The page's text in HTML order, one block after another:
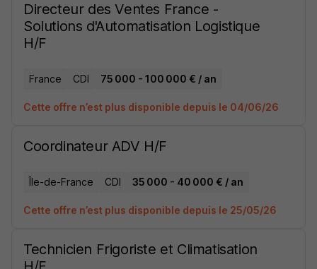
Directeur des Ventes France -
Solutions d'Automatisation Logistique
H/F
France CDI 75 000 - 100 000 € / an
Cette offre n’est plus disponible depuis le 04/06/26
Coordinateur ADV H/F
Île-de-France CDI 35 000 - 40 000 € / an
Cette offre n’est plus disponible depuis le 25/05/26
Technicien Frigoriste et Climatisation